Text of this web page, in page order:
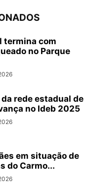
termina com
no Parque
rede estadual de
no Ideb 2025
em situação de
do Carmo...